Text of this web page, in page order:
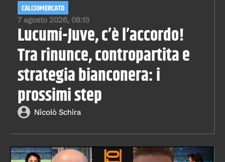
7 agosto 2026, 08:13
CALCIOMERCATO
Lucumí-Juve, c’è l’accordo!
Tra rinunce, contropartita e
strategia bianconera: i
prossimi step
Nicolò Schira